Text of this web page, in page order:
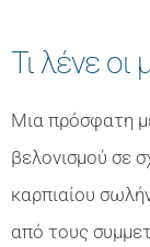
Τι λένε οι
Μια πρόσφατη
βελονισμού σε
καρπιαίου
από τους